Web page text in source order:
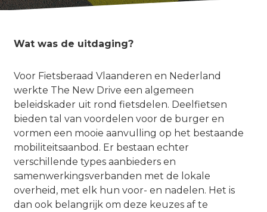
Wat was de uitdaging?
Voor Fietsberaad Vlaanderen en Nederland
werkte The New Drive een algemeen
beleidskader uit rond fietsdelen. Deelfietsen
bieden tal van voordelen voor de burger en
vormen een mooie aanvulling op het bestaande
mobiliteitsaanbod. Er bestaan echter
verschillende types aanbieders en
samenwerkingsverbanden met de lokale
overheid, met elk hun voor- en nadelen. Het is
dan ook belangrijk om deze keuzes af te